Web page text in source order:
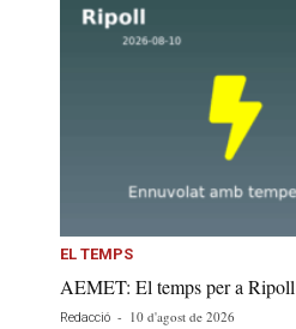
EL TEMPS
AEMET: El temps per a
Redacció - 10 d'agost de 2026